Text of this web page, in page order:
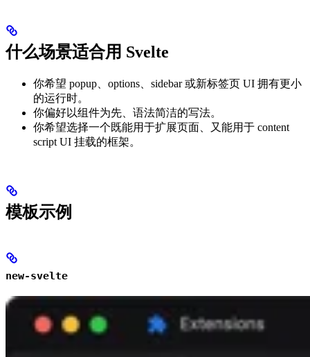
什么场景适合用 Svelte
你希望 popup、options、sidebar 或新标签页 UI 拥有更小
的运行时。
你偏好以组件为先、语法简洁的写法。
你希望选择一个既能用于扩展页面、又能用于 content
script UI 挂载的框架。
模板示例
new-svelte